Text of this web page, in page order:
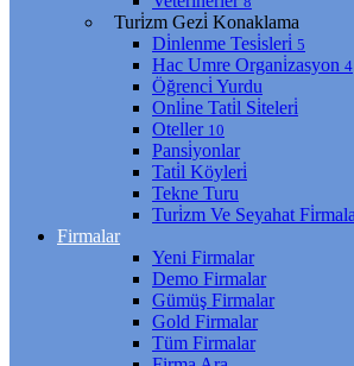
Turi̇zm Gezi̇ Konaklama
Di̇nlenme Tesi̇sleri̇ 5
Hac Umre Organi̇zasyon 4
Öğrenci̇ Yurdu
Onli̇ne Tati̇l Si̇teleri̇
Oteller 10
Pansi̇yonlar
Tati̇l Köyleri̇
Tekne Turu
Turi̇zm Ve Seyahat
Firmalar
Yeni Firmalar
Demo Firmalar
Gümüş Firmalar
Gold Firmalar
Tüm Firmalar